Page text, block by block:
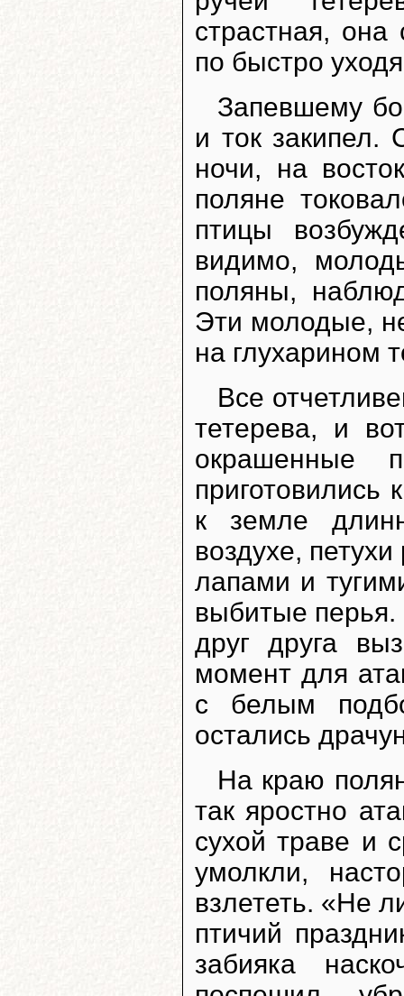
страстная,
по быстро
Запевшему
и ток закипел.
ночи, на
поляне
птицы
видимо,
поляны,
Эти молодые,
на глухарином
Все
тетерева, и
окрашенные
приготовились
к земле
воздухе,
лапами и
выбитые перья.
друг друга
момент для
с белым
остались
На краю
так яростно
сухой траве и
умолкли,
взлететь. «Не
птичий
забияка